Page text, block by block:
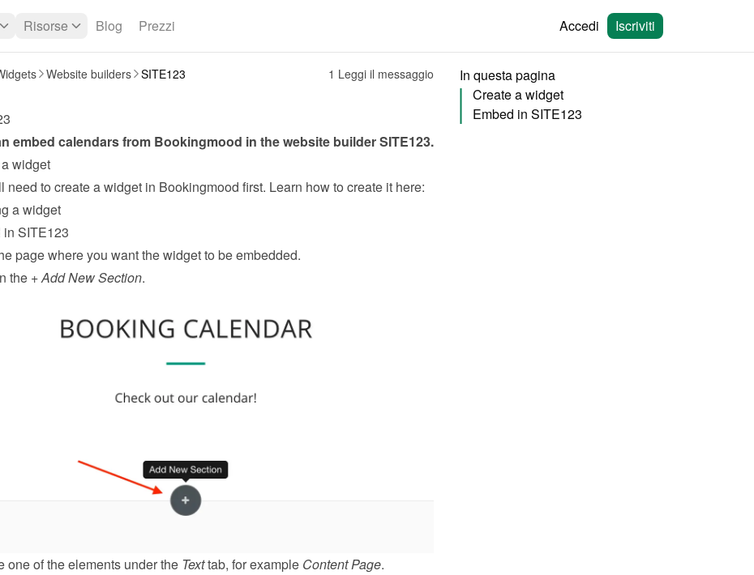
Risorse Blog Prezzi Accedi Iscriviti
Website builders SITE123 1 Leggi il messaggio
embed calendars from Bookingmood in the website builder SITE123.
widget
a widget
in SITE123
page where you want the widget to be embedded.
the + Add New Section.
one of the elements under the Text tab, for example Content Page.
In questa pagina
Create a widget
Embed in SITE123